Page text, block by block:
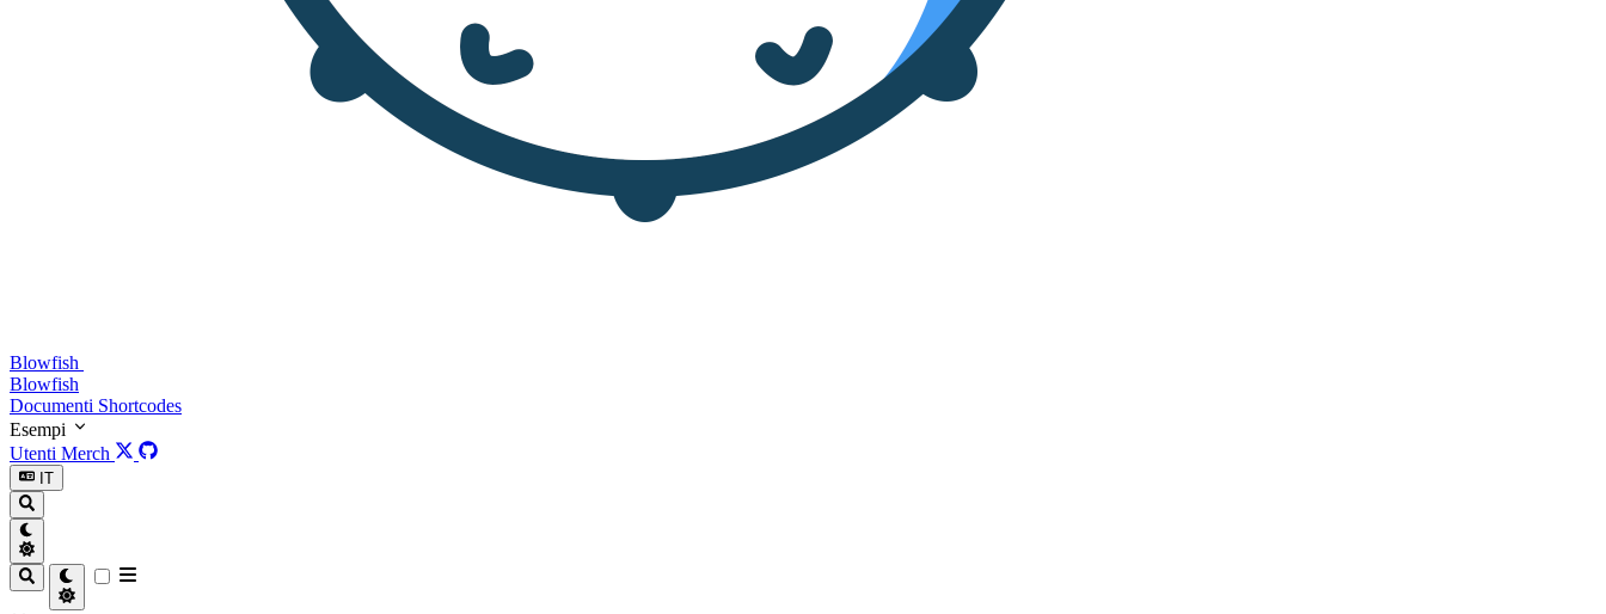
Blowfish
Blowfish
Documenti Shortcodes
Esempi
Utenti Merch
IT